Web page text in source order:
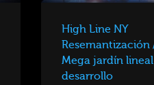
High Line NY
Resemantización
Mega jardín
desarrollo